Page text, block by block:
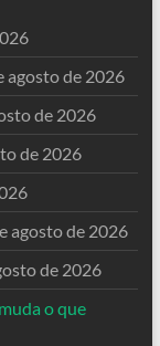
agosto de 2026
de 2026
de 2026
agosto de 2026
de 2026
o que